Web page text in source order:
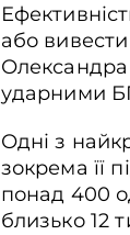
або
Олександра
ударними
Одні з
зокрема її
понад 400
близько 12